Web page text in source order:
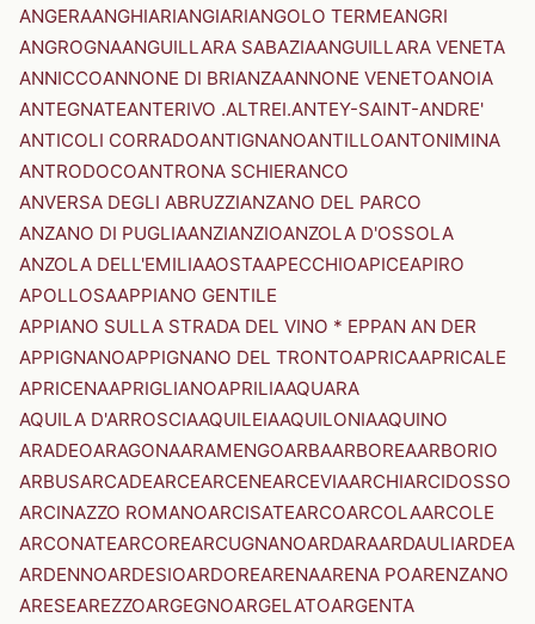
ANGERAANGHIARIANGIARIANGOLO TERMEANGRI
ANGROGNAANGUILLARA SABAZIAANGUILLARA VENETA
ANNICCOANNONE DI BRIANZAANNONE VENETOANOIA
ANTEGNATEANTERIVO .ALTREI.ANTEY-SAINT-ANDRE'
ANTICOLI CORRADOANTIGNANOANTILLOANTONIMINA
ANTRODOCOANTRONA SCHIERANCO
ANVERSA DEGLI ABRUZZIANZANO DEL PARCO
ANZANO DI PUGLIAANZIANZIOANZOLA D'OSSOLA
ANZOLA DELL'EMILIAAOSTAAPECCHIOAPICEAPIRO
APOLLOSAAPPIANO GENTILE
APPIANO SULLA STRADA DEL VINO * EPPAN AN DER
APPIGNANOAPPIGNANO DEL TRONTOAPRICAAPRICALE
APRICENAAPRIGLIANOAPRILIAAQUARA
AQUILA D'ARROSCIAAQUILEIAAQUILONIAAQUINO
ARADEOARAGONAARAMENGOARBAARBOREAARBORIO
ARBUSARCADEARCEARCENEARCEVIAARCHIARCIDOSSO
ARCINAZZO ROMANOARCISATEARCOARCOLAARCOLE
ARCONATEARCOREARCUGNANOARDARAARDAULIARDEA
ARDENNOARDESIOARDOREARENAARENA POARENZANO
ARESEAREZZOARGEGNOARGELATOARGENTA